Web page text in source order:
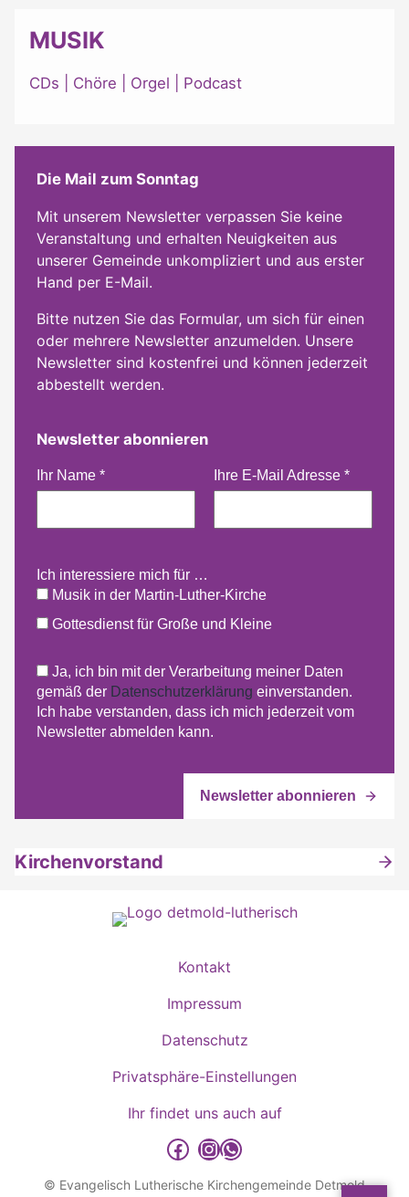
MUSIK
CDs Chöre Orgel Podcast
Die Mail zum Sonntag
Mit unserem Newsletter verpassen Sie keine
Veranstaltung und erhalten Neuigkeiten aus
unserer Gemeinde unkompliziert und aus erster
Hand per E-Mail.
Bitte nutzen Sie das Formular, um sich für einen
oder mehrere Newsletter anzumelden. Unsere
Newsletter sind kostenfrei und können jederzeit
abbestellt werden.
Newsletter abonnieren
Ihr Name * Ihre E-Mail Adresse *
Ich interessiere mich für …
Musik in der Martin-Luther-Kirche
Gottesdienst für Große und Kleine
Ja, ich bin mit der Verarbeitung meiner Daten
gemäß der Datenschutzerklärung einverstanden.
Ich habe verstanden, dass ich mich jederzeit vom
Newsletter abmelden kann.
Kirchenvorstand
Kontakt
Impressum
Datenschutz
Privatsphäre-Einstellungen
Ihr findet uns auch auf
detmold-lutherisch auf Facebook
detmold-lutherisch auf Instagram
detmold-lutherisch auf WhatsApp
© Evangelisch Lutherische Kirchengemeinde Detmold